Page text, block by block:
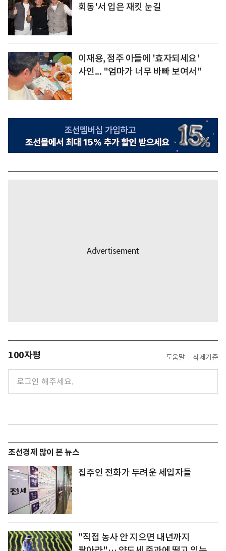
회동'서 입은 재킷 눈길
이재용, 점주 아들에 '효자되세요'
사인... "엄마가 너무 바빠 보여서"
100자평 도움말 삭제기준
조선경제 많이 본 뉴스
집주인 전화가 두려운 세입자들
"직접 농사 안 지으면 내년까지